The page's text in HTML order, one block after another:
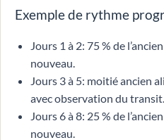
Exemple de rythme
Jours 1 à 2: 75 % de
nouveau.
Jours 3 à 5: moitié ancien
avec observation du transit.
Jours 6 à 8: 25 % de
nouveau.